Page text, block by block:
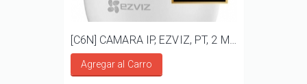
[C6N] CAMARA IP, EZVIZ, PT, 2 MP, AUDIO BIDIRECCIONAL
Agregar al Carro